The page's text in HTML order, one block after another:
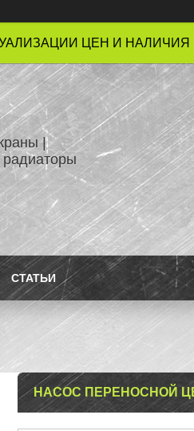
ЦЕН И НАЛИЧИЯ
|
СТАТЬИ
НАСОС ПЕРЕНОСНОЙ